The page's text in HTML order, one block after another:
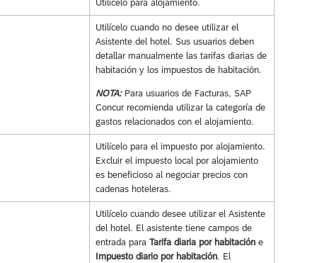
Utilícelo para alojamiento.
Utilícelo cuando no desee utilizar el
Asistente del hotel. Sus usuarios deben
detallar manualmente las tarifas diarias de
habitación y los impuestos de habitación.
NOTA:Para usuarios de Facturas, SAP
Concur recomienda utilizar la categoría de
gastos relacionados con el alojamiento.
Utilícelo para el impuesto por alojamiento.
Excluir el impuesto local por alojamiento
es beneficioso al negociar precios con
cadenas hoteleras.
Utilícelo cuando desee utilizar el Asistente
del hotel. El asistente tiene campos de
entrada para Tarifa diaria por habitacióne
Impuesto diario por habitación. El